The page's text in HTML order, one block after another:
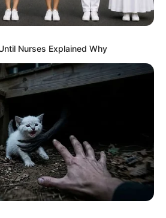
Nurses Explained Why